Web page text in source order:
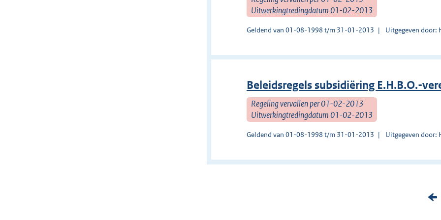
Uitwerkingtredingdatum 01-02-2013
Geldend van 01-08-1998 t/m 31-01-2013 Uitgegeven door:
Beleidsregels subsidiëring E.H.B.O.-
Regeling vervallen per 01-02-2013
Uitwerkingtredingdatum 01-02-2013
Geldend van 01-08-1998 t/m 31-01-2013 Uitgegeven door:
V